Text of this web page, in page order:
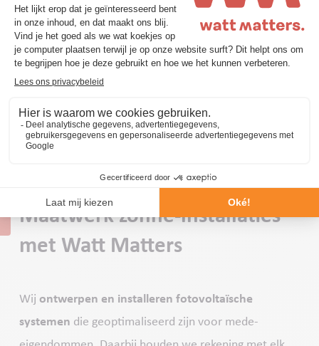
Maatwerk zonne-installaties
met Watt Matters
Wij ontwerpen en installeren fotovoltaïsche
systemen die geoptimaliseerd zijn voor mede-